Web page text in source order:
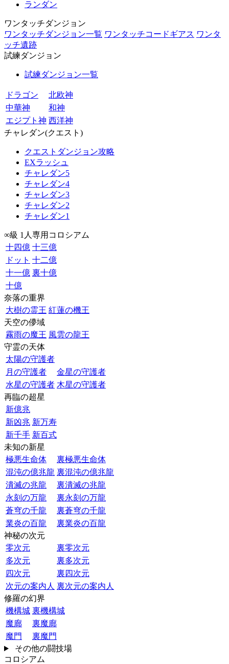
ランダン
ワンタッチダンジョン
ワンタッチダンジョン一覧 ワンタッチコードギアス ワンタ
ッチ遺跡
試練ダンジョン
試練ダンジョン一覧
ドラゴン
北欧神
中華神
和神
エジプト神 西洋神
チャレダン(クエスト)
クエストダンジョン攻略
EXラッシュ
チャレダン5
チャレダン4
チャレダン3
チャレダン2
チャレダン1
∞級 1人専用コロシアム
十四億 十三億
ドット 十二億
十一億 裏十億
十億
奈落の重界
大樹の霊王 紅蓮の機王
天空の儚域
霧雨の魔王 風雲の龍王
守霊の天体
太陽の守護者
月の守護者
金星の守護者
水星の守護者 木星の守護者
再臨の超星
新億兆
新凶兆 新万寿
新千手 新百式
未知の新星
極悪生命体
裏極悪生命体
混沌の億兆龍 裏混沌の億兆龍
潰滅の兆龍
裏潰滅の兆龍
永刻の万龍
裏永刻の万龍
蒼穹の千龍
裏蒼穹の千龍
業炎の百龍
裏業炎の百龍
神秘の次元
零次元
裏零次元
多次元
裏多次元
四次元
裏四次元
次元の案内人 裏次元の案内人
修羅の幻界
機構城 裏機構城
魔廊
裏魔廊
魔門
裏魔門
その他の闘技場
コロシアム